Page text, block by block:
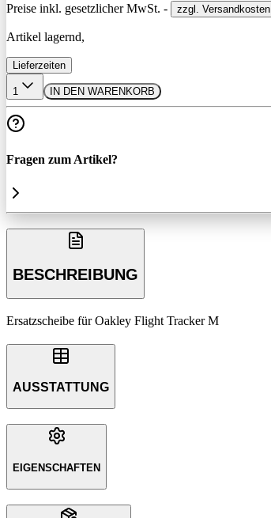
Preise inkl. gesetzlicher MwSt. - zzgl. Versandkosten
Artikel lagernd,
Lieferzeiten
1 IN DEN WARENKORB
Fragen zum Artikel?
BESCHREIBUNG
Ersatzscheibe für Oakley Flight Tracker M
AUSSTATTUNG
EIGENSCHAFTEN